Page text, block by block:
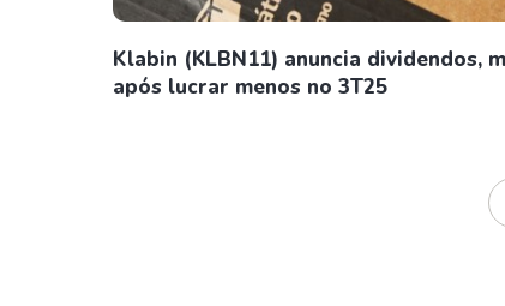
Klabin (KLBN11) anuncia dividendos,
após lucrar menos no 3T25